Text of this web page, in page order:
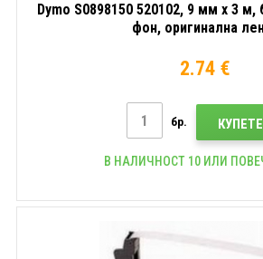
Dymo S0898150 520102, 9 мм x 3 м,
фон, оригинална
2.74 €
бр. КУПЕТЕ
В НАЛИЧНОСТ 10 ИЛИ